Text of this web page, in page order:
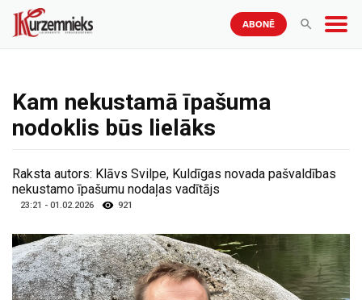
ABONĒ
Kam nekustamā īpašuma
nodoklis būs lielāks
Raksta autors: Klāvs Svilpe, Kuldīgas novada pašvaldības
nekustamo īpašumu nodaļas vadītājs
23:21 - 01.02.2026 921